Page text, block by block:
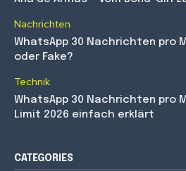
Nachrichten
WhatsApp 30 Nachrichten pro
oder Fake?
Technik
WhatsApp 30 Nachrichten pro
Limit 2026 einfach erklärt
CATEGORIES